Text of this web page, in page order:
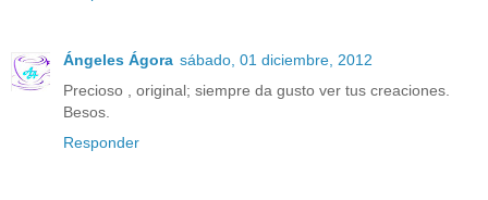
Ángeles Ágora sábado, 01 diciembre, 2012
Precioso , original; siempre da gusto ver tus creaciones.
Besos.
Responder